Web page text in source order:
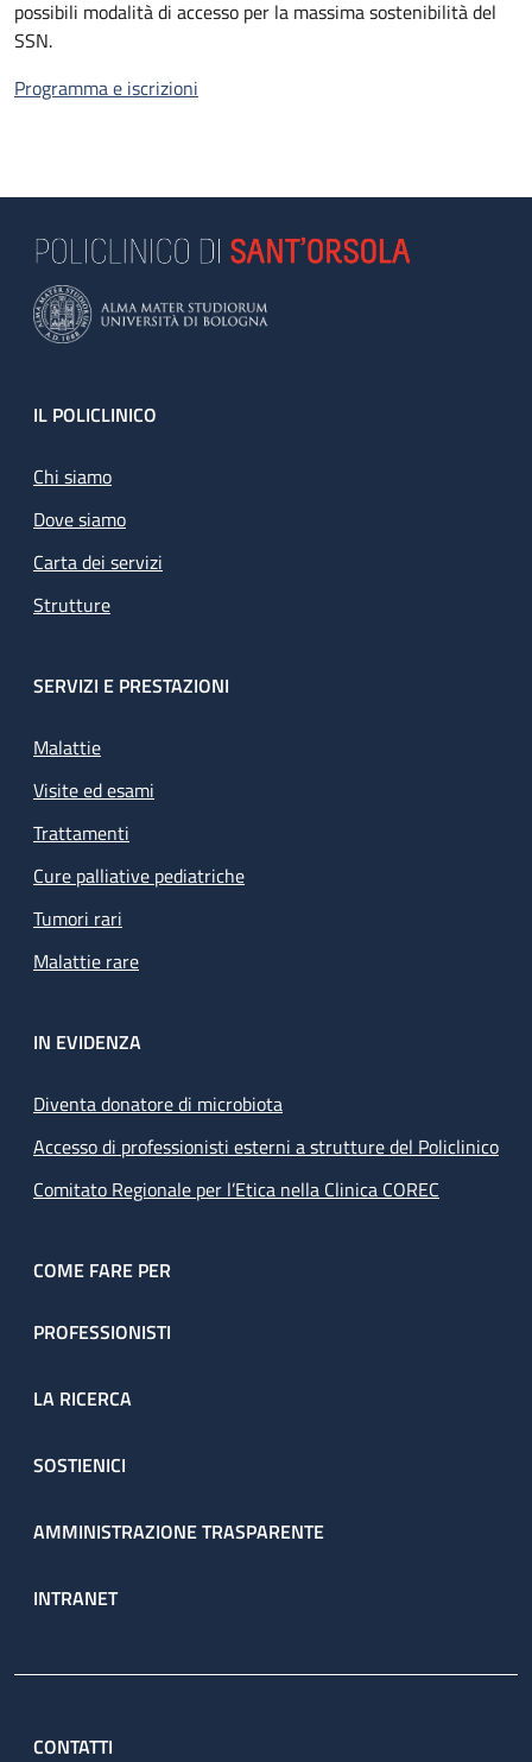
possibili modalità di accesso per la massima sostenibilità del
SSN.
Programma e iscrizioni
Footer
IL POLICLINICO
Chi siamo
Dove siamo
Carta dei servizi
Strutture
SERVIZI E PRESTAZIONI
Malattie
Visite ed esami
Trattamenti
Cure palliative pediatriche
Tumori rari
Malattie rare
IN EVIDENZA
Diventa donatore di microbiota
Accesso di professionisti esterni a strutture del Policlinico
Comitato Regionale per l’Etica nella Clinica COREC
COME FARE PER
PROFESSIONISTI
LA RICERCA
SOSTIENICI
AMMINISTRAZIONE TRASPARENTE
INTRANET
CONTATTI